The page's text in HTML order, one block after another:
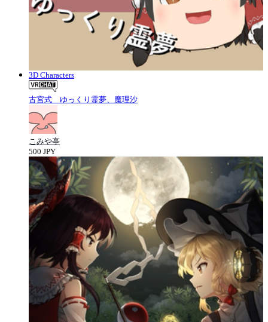
3D Characters
古宮式 ゆっくり霊夢、魔理沙
こみや亭
500 JPY